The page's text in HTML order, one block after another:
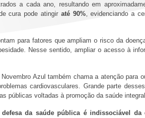
a cada ano, resultando em
cura pode atingir até 90%, evidenciando a
para fatores que ampliam o risco da
Nesse sentido, ampliar o acesso à
Azul também chama a atenção para
cardiovasculares. Grande parte
públicas voltadas à promoção da saúde
da saúde pública é indissociável da